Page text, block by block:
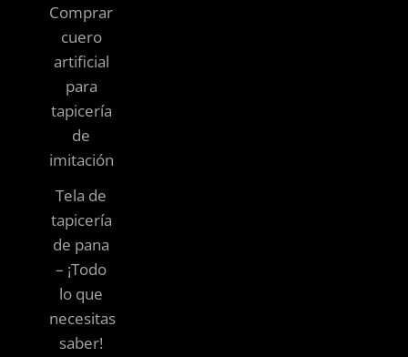
Comprar
cuero
artificial
para
tapicería
de
imitación
Tela de
tapicería
de pana
– ¡Todo
lo que
necesitas
saber!